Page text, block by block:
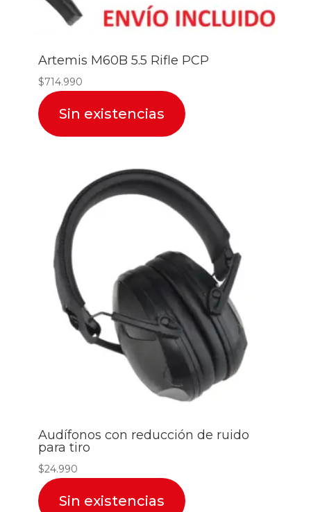
Artemis M60B 5.5 Rifle PCP
$714.990
Sin existencias
Audífonos con reducción de ruido
para tiro
$24.990
Sin existencias